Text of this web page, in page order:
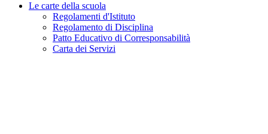
Le carte della scuola
Regolamenti d'Istituto
Regolamento di Disciplina
Patto Educativo di Corresponsabilità
Carta dei Servizi